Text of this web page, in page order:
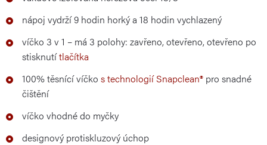
nápoj vydrží 9 hodin horký a 18 hodin vychlazený
víčko 3 v 1 – má 3 polohy: zavřeno, otevřeno, otevřeno po
stisknutítlačítka
100% těsnící víčko s technologií Snapclean® pro snadné
čištění
víčko vhodné do myčky
designový protiskluzový úchop